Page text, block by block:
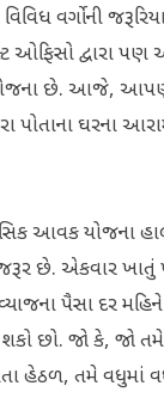
વિવિધ વર્ગોની
ઓફિસો દ્વારા
છે. આજે,
પોતાના ઘરના
આવક યોજના
છે. એકવાર ખાતું
પૈસા દર
છો. જો કે, જો
હેઠળ, તમે વધુમાં